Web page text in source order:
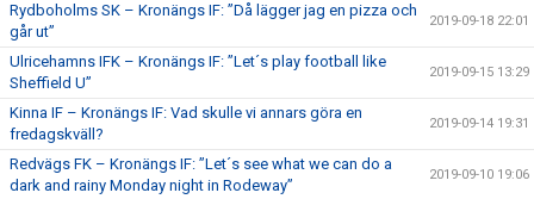
Rydboholms SK – Kronängs IF: ”Då lägger jag en pizza och
går ut”
2019-09-18 22:01
Ulricehamns IFK – Kronängs IF: ”Let´s play football like
Sheffield U”
2019-09-15 13:29
Kinna IF – Kronängs IF: Vad skulle vi annars göra en
fredagskväll?
2019-09-14 19:31
Redvägs FK – Kronängs IF: ”Let´s see what we can do a
dark and rainy Monday night in Rodeway”
2019-09-10 19:06